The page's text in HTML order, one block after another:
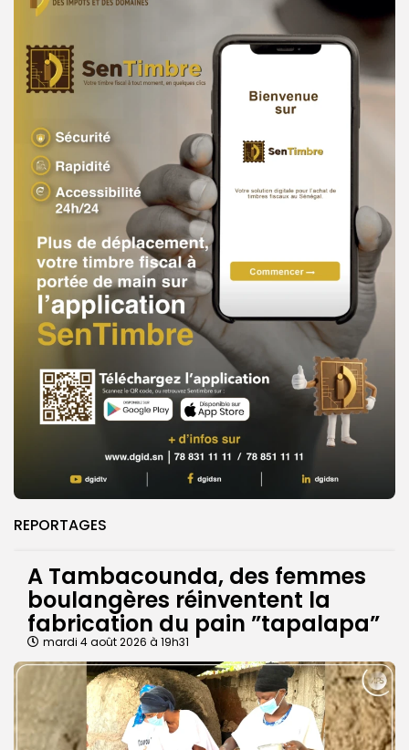
REPORTAGES
A Tambacounda, des femmes
boulangères réinventent la
fabrication du pain ”tapalapa”
mardi 4 août 2026 à 19h31